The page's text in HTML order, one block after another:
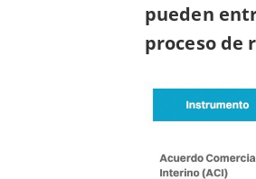
pueden
proceso de